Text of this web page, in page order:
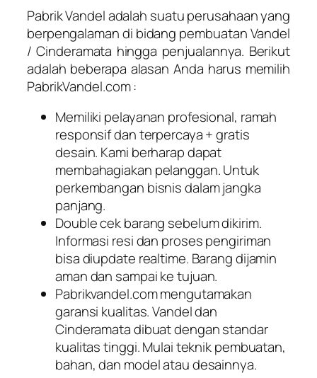
Pabrik Vandel adalah suatu perusahaan yang
berpengalaman di bidang pembuatan Vandel
/ Cinderamata hingga penjualannya. Berikut
adalah beberapa alasan Anda harus memilih
PabrikVandel.com :
Memiliki pelayanan profesional, ramah
responsif dan terpercaya + gratis
desain. Kami berharap dapat
membahagiakan pelanggan. Untuk
perkembangan bisnis dalam jangka
panjang.
Double cek barang sebelum dikirim.
Informasi resi dan proses pengiriman
bisa diupdate realtime. Barang dijamin
aman dan sampai ke tujuan.
Pabrikvandel.com mengutamakan
garansi kualitas. Vandel dan
Cinderamata dibuat dengan standar
kualitas tinggi. Mulai teknik pembuatan,
bahan, dan model atau desainnya.